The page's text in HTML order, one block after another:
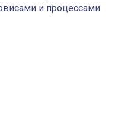
и процессами